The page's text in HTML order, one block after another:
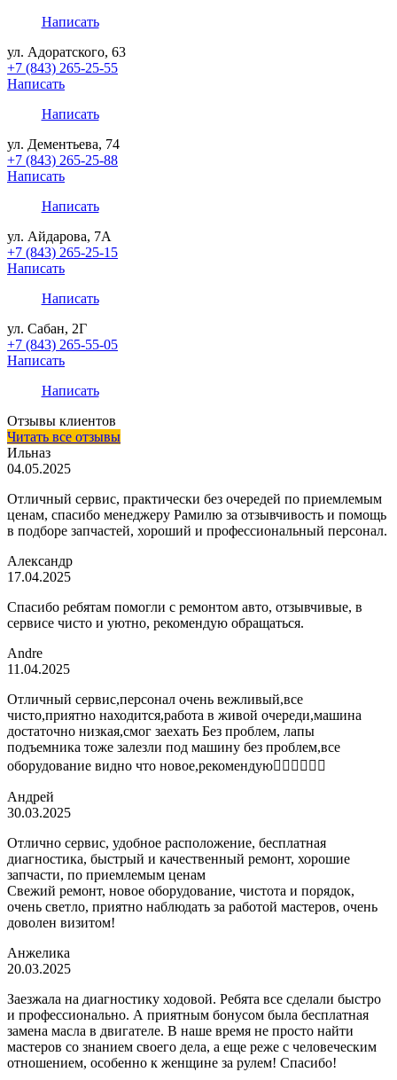
Написать
ул. Адоратского, 63
+7 (843) 265-25-55
Написать
Написать
ул. Дементьева, 74
+7 (843) 265-25-88
Написать
Написать
ул. Айдарова, 7А
+7 (843) 265-25-15
Написать
Написать
ул. Сабан, 2Г
+7 (843) 265-55-05
Написать
Написать
Отзывы клиентов
Читать все отзывы
Ильназ
04.05.2025
Отличный сервис, практически без очередей по приемлемым
ценам, спасибо менеджеру Рамилю за отзывчивость и помощь
в подборе запчастей, хороший и профессиональный персонал.
Александр
17.04.2025
Спасибо ребятам помогли с ремонтом авто, отзывчивые, в
сервисе чисто и уютно, рекомендую обращаться.
Andre
11.04.2025
Отличный сервис,персонал очень вежливый,все
чисто,приятно находится,работа в живой очереди,машина
достаточно низкая,смог заехать Без проблем, лапы
подъемника тоже залезли под машину без проблем,все
оборудование видно что новое,рекомендую👍🏼👍🏼👍🏼
Андрей
30.03.2025
Отлично сервис, удобное расположение, бесплатная
диагностика, быстрый и качественный ремонт, хорошие
запчасти, по приемлемым ценам
Свежий ремонт, новое оборудование, чистота и порядок,
очень светло, приятно наблюдать за работой мастеров, очень
доволен визитом!
Анжелика
20.03.2025
Заезжала на диагностику ходовой. Ребята все сделали быстро
и профессионально. А приятным бонусом была бесплатная
замена масла в двигателе. В наше время не просто найти
мастеров со знанием своего дела, а еще реже с человеческим
отношением, особенно к женщине за рулем! Спасибо!